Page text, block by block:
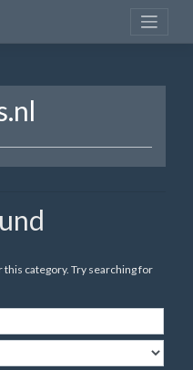
this category. Try searching for